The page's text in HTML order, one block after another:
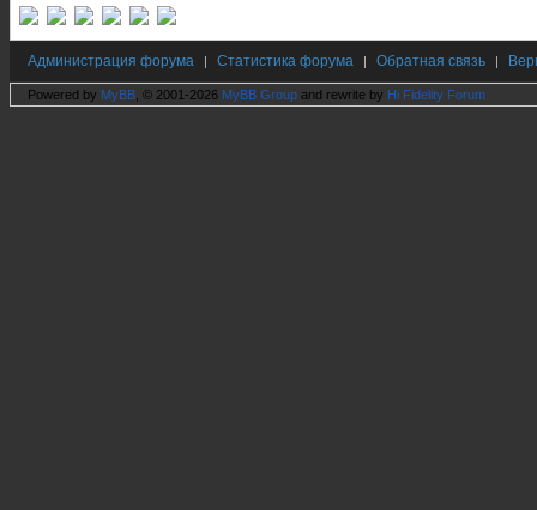
Администрация форума | Статистика форума | Обратная связь |
Powered by MyBB , © 2001-2026 MyBB Group and rewrite by Hi Fidelity Forum